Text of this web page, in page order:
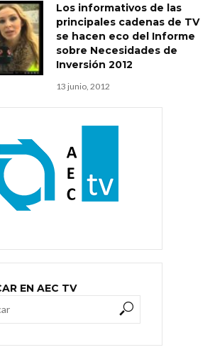
Los informativos de las
principales cadenas de TV
se hacen eco del Informe
sobre Necesidades de
Inversión 2012
13 junio, 2012
EN AEC TV